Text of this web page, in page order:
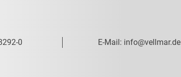
0 E-Mail: info@vellmar.de